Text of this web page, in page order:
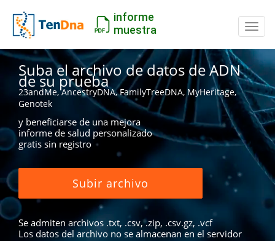
informe
muestra
Suba el archivo de datos de ADN
de su prueba
23andMe, AncestryDNA, FamilyTreeDNA, MyHeritage,
Genotek
y beneficiarse de una mejora
informe de salud personalizado
gratis sin registro
Subir archivo
Se admiten archivos .txt, .csv, .zip, .csv.gz, .vcf
Los datos del archivo no se almacenan en el servidor